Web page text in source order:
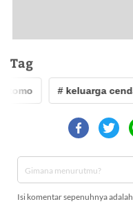
Tag
# keluarga
Isi komentar sepenuhnya